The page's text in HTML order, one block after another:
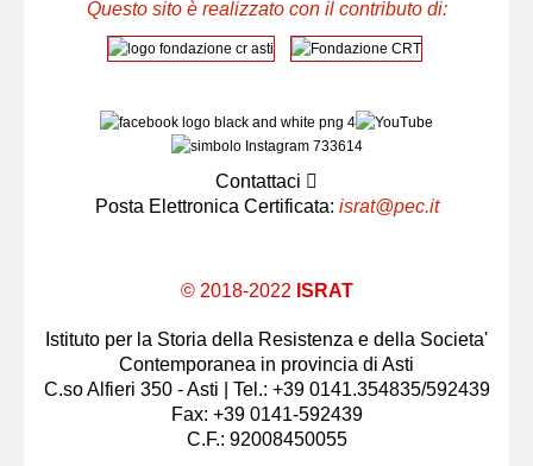
Questo sito è realizzato con il contributo di:
Contattaci
Posta Elettronica Certificata: israt@pec.it
© 2018-2022ISRAT
Istituto per la Storia della Resistenza e della Societa'
Contemporanea in provincia di Asti
C.so Alfieri 350 - Asti | Tel.: +39 0141.354835/592439
Fax: +39 0141-592439
C.F.: 92008450055